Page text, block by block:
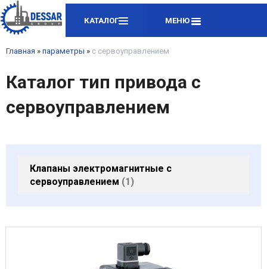
КАТАЛОГ МЕНЮ
Главная » параметры » с сервоуправлением
Каталог тип привода с
сервоуправлением
Клапаны электромагнитные с
сервоуправлением
1